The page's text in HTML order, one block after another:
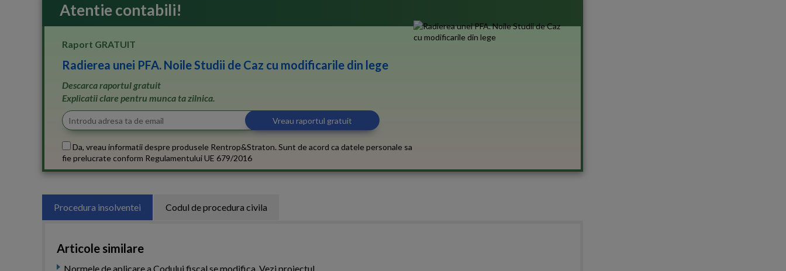
Atentie contabili!
Raport GRATUIT
Radierea unei PFA. Noile Studii de Caz cu modificarile din lege
Descarca raportul gratuit
Explicatii clare pentru munca ta zilnica.
Da, vreau informatii despre produsele Rentrop&Straton. Sunt de acord ca datele personale sa
fie prelucrate conform Regulamentului UE 679/2016
Procedura insolventei Codul de procedura civila
Articole similare
Normele de aplicare a Codului fiscal se modifica. Vezi proiectul